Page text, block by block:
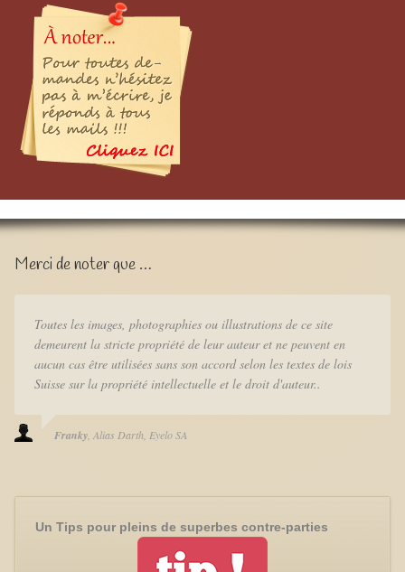
Merci de noter que …
Toutes les images, photographies ou illustrations de ce site
demeurent la stricte propriété de leur auteur et ne peuvent en
aucun cas être utilisées sans son accord selon les textes de lois
Suisse sur la propriété intellectuelle et le droit d'auteur..
Franky Alias Darth Eyelo SA
Un Tips pour pleins de superbes contre-parties